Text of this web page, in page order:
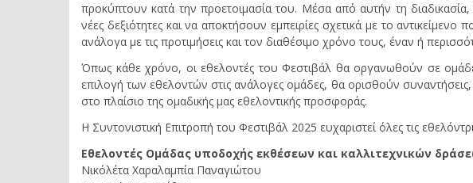
προκύπτουν κατά την προετοιμασία του. Μέσα από αυτήν τη
νέες δεξιότητες και να αποκτήσουν εμπειρίες σχετικά με το
ανάλογα με τις προτιμήσεις και τον διαθέσιμο χρόνο τους, έναν ή
Όπως κάθε χρόνο, οι εθελοντές του Φεστιβάλ θα οργανωθούν σε
επιλογή των εθελοντών στις ανάλογες ομάδες, θα ορισθούν
στο πλαίσιο της ομαδικής μας εθελοντικής προσφοράς.
Η Συντονιστική Επιτροπή του Φεστιβάλ 2025 ευχαριστεί όλες τις
Εθελοντές Ομάδας υποδοχής εκθέσεων και καλλιτεχνικών
Νικόλέτα Χαραλαμπία Παναγιώτου